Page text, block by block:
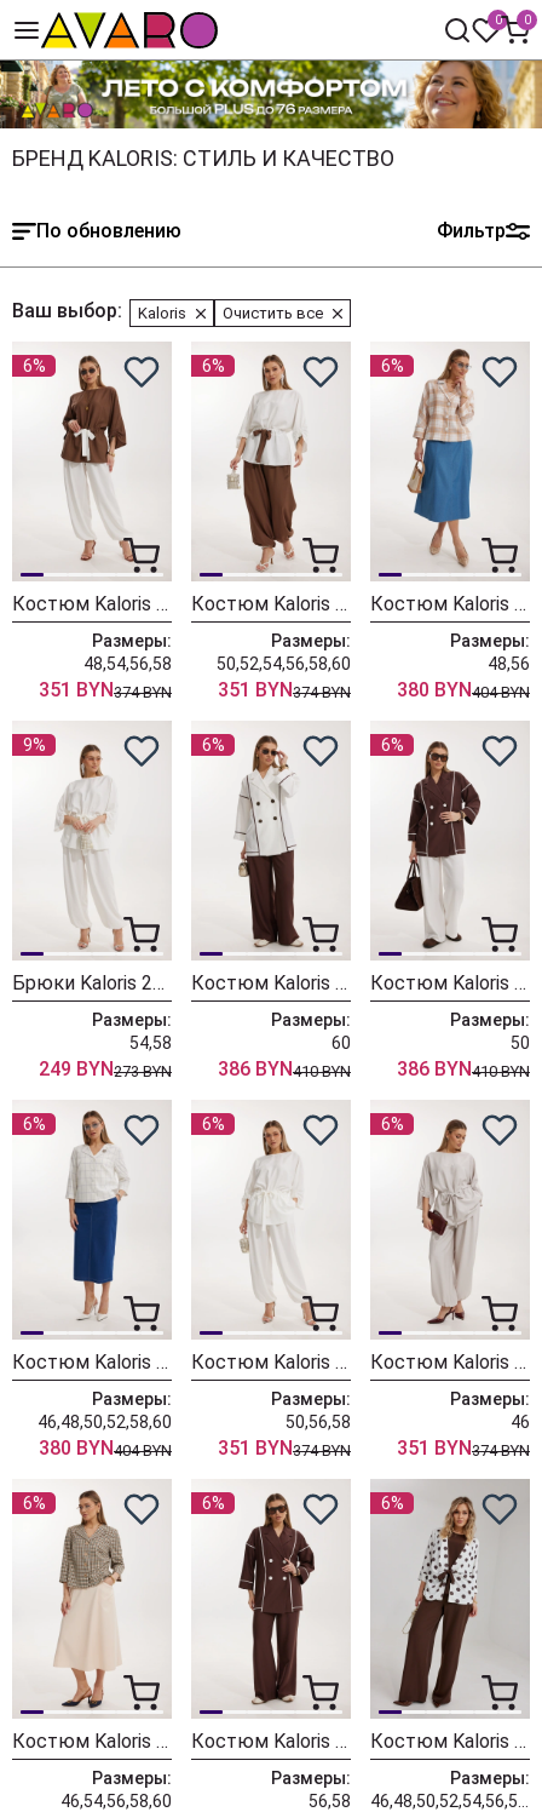
0 0
БРЕНД KALORIS: СТИЛЬ И КАЧЕСТВО
По обновлению Фильтр
Ваш выбор: Kaloris Очистить все
6%
Костюм Kaloris 2310-1
Размеры:
48,54,56,58
351 BYN374 BYN
6%
Костюм Kaloris 2310
Размеры:
50,52,54,56,58,60
351 BYN374 BYN
6%
Костюм Kaloris 2309
Размеры:
48,56
380 BYN404 BYN
9%
Брюки Kaloris 2308-1
Размеры:
54,58
249 BYN273 BYN
6%
Костюм Kaloris 2307-1
Размеры:
60
386 BYN410 BYN
6%
Костюм Kaloris 2307
Размеры:
50
386 BYN410 BYN
6%
Костюм Kaloris 2306
Размеры:
46,48,50,52,58,60
380 BYN404 BYN
6%
Костюм Kaloris 2304-1
Размеры:
50,56,58
351 BYN374 BYN
6%
Костюм Kaloris 2304
Размеры:
46
351 BYN374 BYN
6%
Костюм Kaloris 2303
Размеры:
46,54,56,58,60
6%
Костюм Kaloris 2302
Размеры:
56,58
6%
Костюм Kaloris 2298
Размеры: